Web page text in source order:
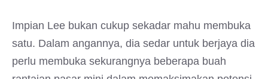
Impian Lee bukan cukup sekadar mahu membuka
satu. Dalam angannya, dia sedar untuk berjaya dia
perlu membuka sekurangnya beberapa buah